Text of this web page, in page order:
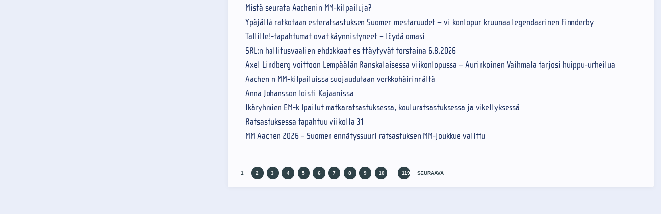
Mistä seurata Aachenin MM-kilpailuja?
Ypäjällä ratkotaan esteratsastuksen Suomen mestaruudet – viikonlopun kruunaa legendaarinen Finnderby
Tallille!-tapahtumat ovat käynnistyneet – löydä omasi
SRL:n hallitusvaalien ehdokkaat esittäytyvät torstaina 6.8.2026
Axel Lindberg voittoon Lempäälän Ranskalaisessa viikonlopussa – Aurinkoinen Vaihmala tarjosi huippu-urheilua
Aachenin MM-kilpailuissa suojaudutaan verkkohäirinnältä
Anna Johansson loisti Kajaanissa
Ikäryhmien EM-kilpailut matkaratsastuksessa, kouluratsastuksessa ja vikellyksessä
Ratsastuksessa tapahtuu viikolla 31
MM Aachen 2026 – Suomen ennätyssuuri ratsastuksen MM-joukkue valittu
1 2 3 4 5 6 7 8 9 10 … 119 SEURAAVA